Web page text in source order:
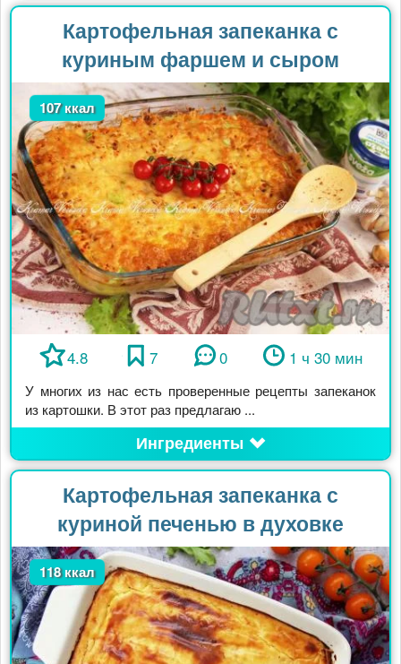
Картофельная запеканка с
куриным фаршем и сыром
107 ккал
4.8 7 0 1 ч 30 мин
У многих из нас есть проверенные рецепты запеканок
из картошки. В этот раз предлагаю ...
Ингредиенты
Картофельная запеканка с
куриной печенью в духовке
118 ккал